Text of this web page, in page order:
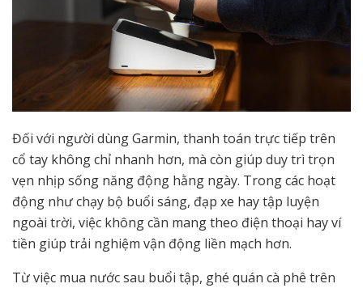
Đối với người dùng Garmin, thanh toán trực tiếp trên
cổ tay không chỉ nhanh hơn, mà còn giúp duy trì trọn
vẹn nhịp sống năng động hằng ngày. Trong các hoạt
động như chạy bộ buổi sáng, đạp xe hay tập luyện
ngoài trời, việc không cần mang theo điện thoại hay ví
tiền giúp trải nghiệm vận động liền mạch hơn.
Từ việc mua nước sau buổi tập, ghé quán cà phê trên